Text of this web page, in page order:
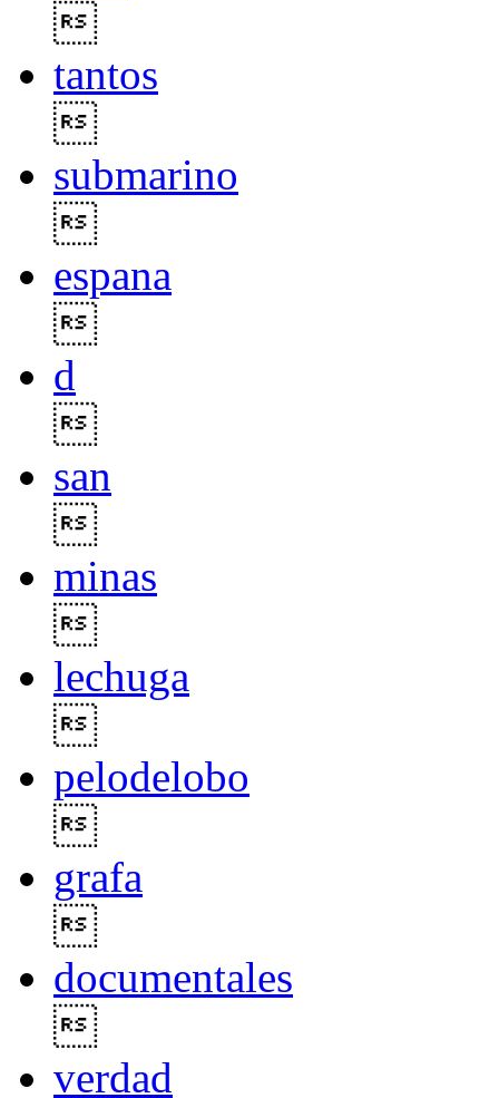
tantos
submarino
espana
d
san
minas
lechuga
pelodelobo
grafa
documentales
verdad